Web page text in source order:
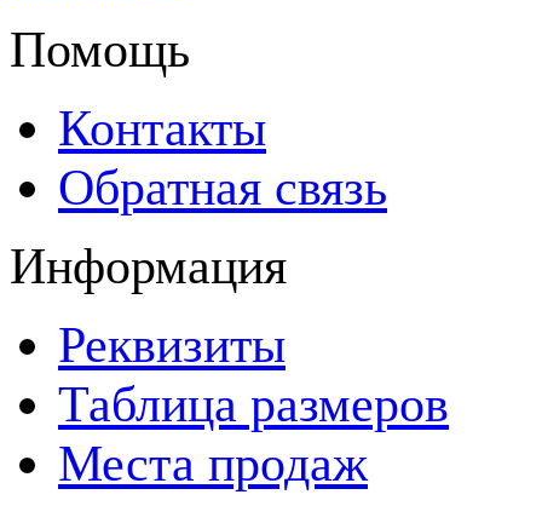
Помощь
Контакты
Обратная связь
Информация
Реквизиты
Таблица размеров
Места продаж